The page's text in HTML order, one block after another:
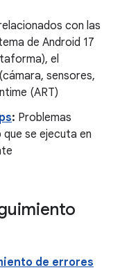
con las
de Android 17
el
sensores,
(ART)
: Problemas
se ejecuta en
de errores